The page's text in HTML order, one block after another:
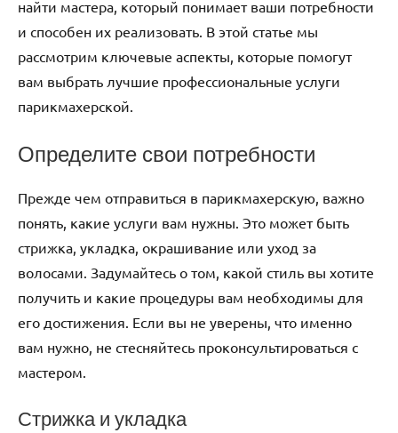
найти мастера, который понимает ваши потребности
и способен их реализовать. В этой статье мы
рассмотрим ключевые аспекты, которые помогут
вам выбрать лучшие профессиональные услуги
парикмахерской.
Определите свои потребности
Прежде чем отправиться в парикмахерскую, важно
понять, какие услуги вам нужны. Это может быть
стрижка, укладка, окрашивание или уход за
волосами. Задумайтесь о том, какой стиль вы хотите
получить и какие процедуры вам необходимы для
его достижения. Если вы не уверены, что именно
вам нужно, не стесняйтесь проконсультироваться с
мастером.
Стрижка и укладка